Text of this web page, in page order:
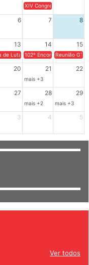
XIV Congresso Brasileiro
6 7 8
13 14 15
no Rio Grande do Sul - 100
a Cuba no Rio Grande do
de Luta em Defesa de Cuba e da
102º Encontro da
Reunião
20 21 22
mais +3
27 28 29
mais +2 mais +3
3 4 5
Ver todos